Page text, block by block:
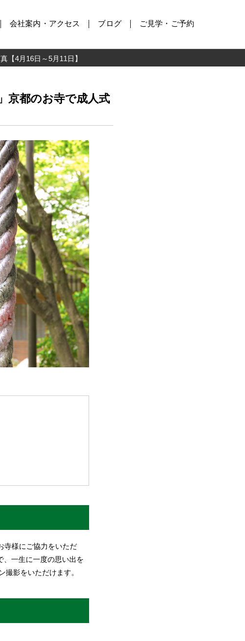
会社案内・アクセス ブログ ご見学・ご予約
【4月16日～5月11日】
京都のお寺で成人式
寺様にご協力をいただ
、一生に一度の思い出を
影をいただけます。